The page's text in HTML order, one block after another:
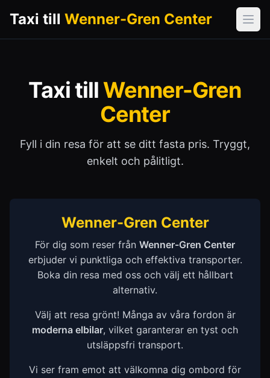
Taxi till Wenner-Gren Center
Taxi tillWenner-Gren
Center
Fyll i din resa för att se ditt fasta pris. Tryggt,
enkelt och pålitligt.
Wenner-Gren Center
För dig som reser från Wenner-Gren Center
erbjuder vi punktliga och effektiva transporter.
Boka din resa med oss och välj ett hållbart
alternativ.
Välj att resa grönt! Många av våra fordon är
moderna elbilar, vilket garanterar en tyst och
utsläppsfri transport.
Vi ser fram emot att välkomna dig ombord för